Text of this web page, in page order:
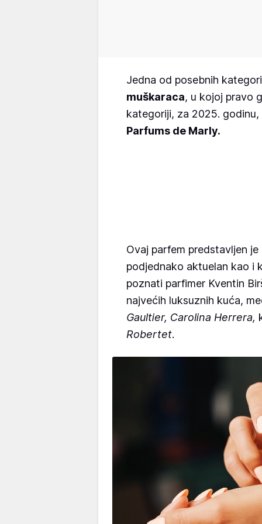
Jedna od posebnih
muškaraca, u kojoj pravo
kategoriji, za 2025.
Parfums de Marly.
Ovaj parfem predstavljen
podjednako aktuelan kao i
poznati parfimer Kventin
najvećih luksuznih kuća,
Gaultier, Carolina Herrera,
Robertet.